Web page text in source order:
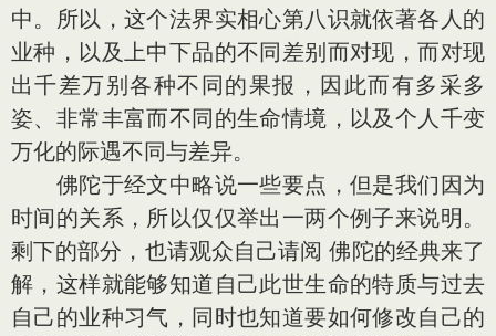
中。所以，这个法界实相心第八识就依著各人的
业种，以及上中下品的不同差别而对现，而对现
出千差万别各种不同的果报，因此而有多采多
姿、非常丰富而不同的生命情境，以及个人千变
万化的际遇不同与差异。
佛陀于经文中略说一些要点，但是我们因为
时间的关系，所以仅仅举出一两个例子来说明。
剩下的部分，也请观众自己请阅 佛陀的经典来了
解，这样就能够知道自己此世生命的特质与过去
自己的业种习气，同时也知道要如何修改自己的